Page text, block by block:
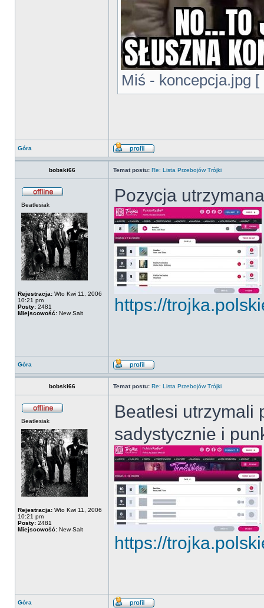
Miś - koncepcja.jpg
Góra
bobski66 Temat postu: Re: Lista Przebojów Trójki
Beatlesiak
Rejestracja: Wto Kwi 11, 2006
10:21 pm
Posty: 2481
Miejscowość: New Salt
Pozycja
https://
Góra
bobski66 Temat postu: Re: Lista Przebojów Trójki
Beatlesiak
Rejestracja: Wto Kwi 11, 2006
10:21 pm
Posty: 2481
Miejscowość: New Salt
Beatlesi utrzymali
sadystycznie i
https://
Góra